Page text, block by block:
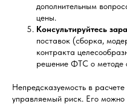
дополнительным
цены.
Консультируйтесь
поставок (сборка,
контракта
решение ФТС о методе
Непредсказуемость в
управляемый риск. Его можно